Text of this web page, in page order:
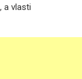
a vlasti